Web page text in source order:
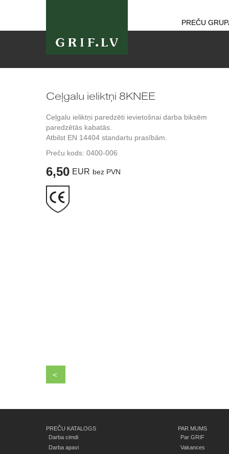
PREČU
Ceļgalu ieliktņi 8KNEE
Ceļgalu ieliktņi paredzēti ievietošnai darba biksēm
paredzētās kabatās.
Atbilst EN 14404 standartu prasībām.
Preču kods: 0400-006
6,50 EUR bez PVN
<
PREČU KATALOGS
Darba cimdi
Darba apavi
PAR MUMS
Par GRIF
Vakances